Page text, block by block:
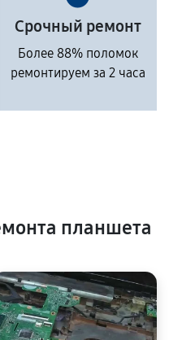
Срочный ремонт
Более 88% поломок
ремонтируем за 2 часа
планшета